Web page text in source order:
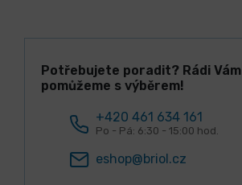
Potřebujete poradit? Rádi Vám
pomůžeme s výběrem!
+420 461 634 161
Po - Pá: 6:30 - 15:00 hod.
eshop@briol.cz